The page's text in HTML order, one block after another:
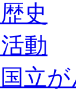
史
動
立